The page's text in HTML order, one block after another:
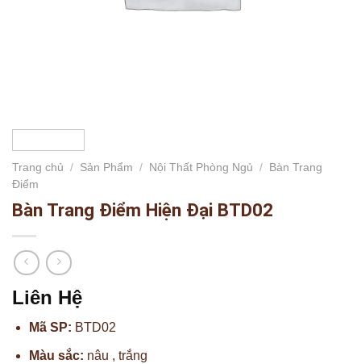
Trang chủ / Sản Phẩm / Nội Thất Phòng Ngủ /
Bàn Trang
Điểm
Bàn Trang Điểm Hiện Đại BTD02
Liên Hệ
Mã SP: BTD02
Màu sắc: nâu , trắng